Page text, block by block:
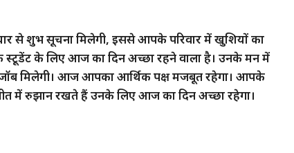
से शुभ सूचना मिलेगी, इससे आपके परिवार में खुशियों का
के लिए आज का दिन अच्छा रहने वाला है। उनके मन में
मिलेगी। आज आपका आर्थिक पक्ष मजबूत रहेगा। आपके
में रुझान रखते हैं उनके लिए आज का दिन अच्छा रहेगा।